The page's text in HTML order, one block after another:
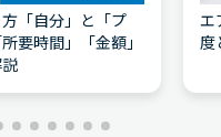
「自分」と「プ
要時間」「金額」
エ
度